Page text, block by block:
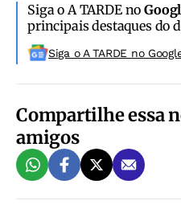
Siga o A TARDE no
principais destaques do
Siga o A TARDE no
Compartilhe essa
amigos